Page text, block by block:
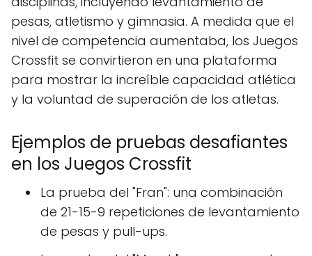
pesas, atletismo y gimnasia. A medida que el
nivel de competencia aumentaba, los Juegos
Crossfit se convirtieron en una plataforma
para mostrar la increíble capacidad atlética
y la voluntad de superación de los atletas.
Ejemplos de pruebas desafiantes
en los Juegos Crossfit
La prueba del "Fran": una combinación
de 21-15-9 repeticiones de levantamiento
de pesas y pull-ups.